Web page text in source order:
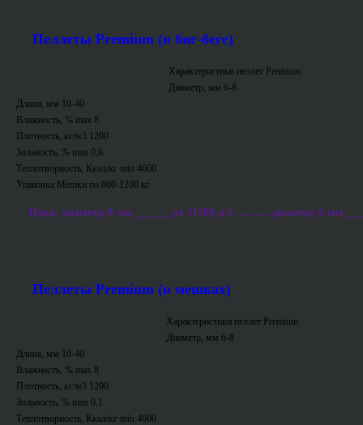
Пеллеты Premium (в биг-беге)
Характеристики пеллет Premium
Диаметр, мм 6-8
Длина, мм 10-40
Влажность, % max 8
Плотность, кг/м3 1200
Зольность, % max 0,6
Теплотворность, Ккал/кг min 4600
Упаковка Мешки по 800-1200 кг
Цена: диаметр 8 мм_______от 11300 р/т ...........диаметр 6
Пеллеты Premium (в мешках)
Характеристики пеллет Premium
Диаметр, мм 6-8
Длина, мм 10-40
Влажность, % max 8
Плотность, кг/м3 1200
Зольность, % max 0,1
Теплотворность, Ккал/кг min 4600